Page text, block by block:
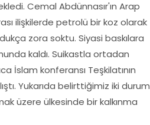
Cemal Abdünnasır'ın Arap
ilişkilerde petrolü bir koz olarak
zora soktu. Siyasi baskılara
kaldı. Suikastla ortadan
İslam konferansı Teşkilatının
Yukarıda belirttiğimiz iki durum
üzere ülkesinde bir kalkınma